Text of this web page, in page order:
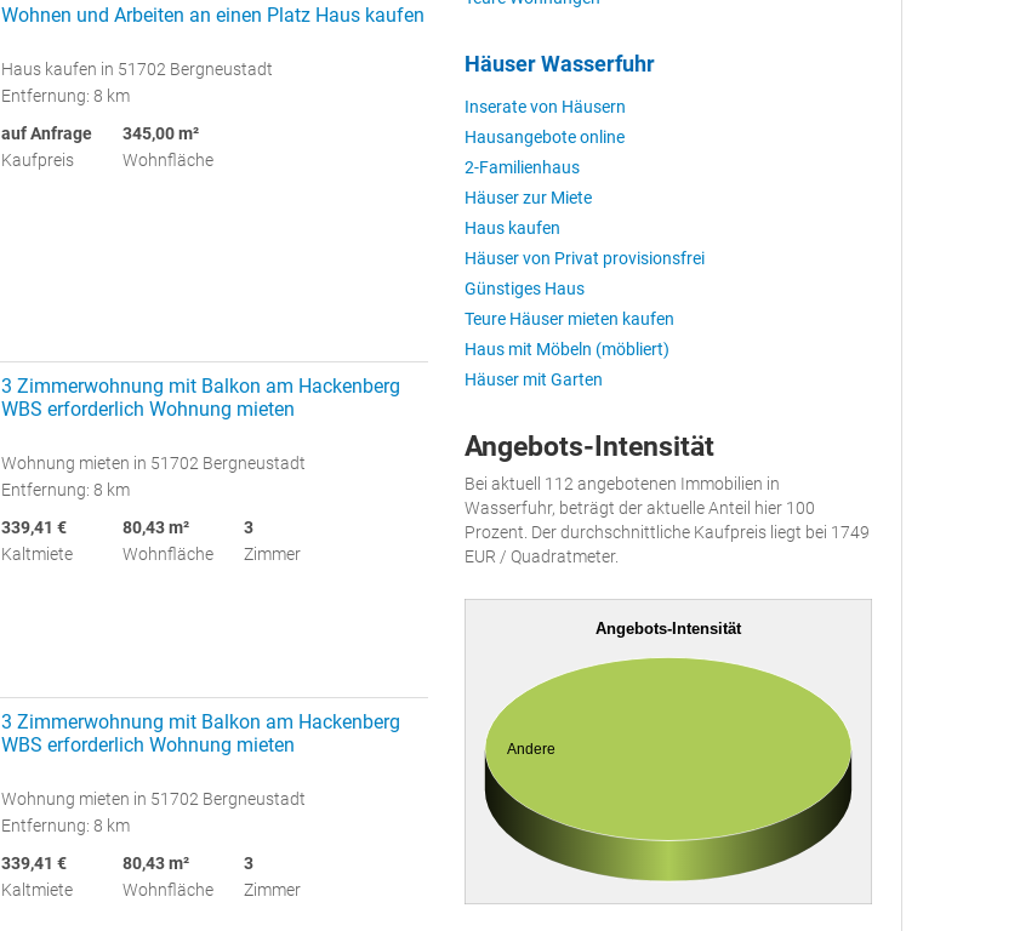
Wohnen und Arbeiten an einen Platz Haus kaufen
Haus kaufen in 51702 Bergneustadt
Entfernung: 8 km
auf Anfrage
Kaufpreis
345,00 m²
Wohnfläche
3 Zimmerwohnung mit Balkon am Hackenberg
WBS erforderlich Wohnung mieten
Wohnung mieten in 51702 Bergneustadt
Entfernung: 8 km
339,41 €
Kaltmiete
80,43 m²
Wohnfläche
3
Zimmer
3 Zimmerwohnung mit Balkon am Hackenberg
WBS erforderlich Wohnung mieten
Wohnung mieten in 51702 Bergneustadt
Entfernung: 8 km
339,41 €
Kaltmiete
80,43 m²
Wohnfläche
3
Zimmer
Häuser Wasserfuhr
Inserate von Häusern
Hausangebote online
2-Familienhaus
Häuser zur Miete
Haus kaufen
Häuser von Privat provisionsfrei
Günstiges Haus
Teure Häuser mieten kaufen
Haus mit Möbeln (möbliert)
Häuser mit Garten
Angebots-Intensität
Bei aktuell 112 angebotenen Immobilien in
Wasserfuhr, beträgt der aktuelle Anteil hier 100
Prozent. Der durchschnittliche Kaufpreis liegt bei 1749
EUR / Quadratmeter.
Angebots-Intensität
Andere